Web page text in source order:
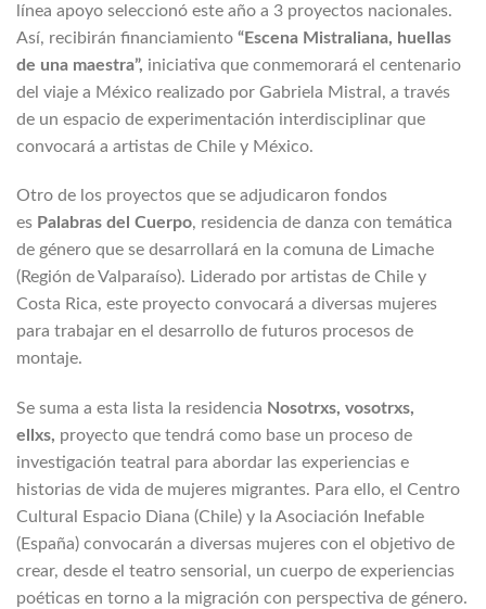
línea apoyo seleccionó este año a 3 proyectos nacionales.
Así, recibirán financiamiento “Escena Mistraliana, huellas
de una maestra”, iniciativa que conmemorará el centenario
del viaje a México realizado por Gabriela Mistral, a través
de un espacio de experimentación interdisciplinar que
convocará a artistas de Chile y México.
Otro de los proyectos que se adjudicaron fondos
es Palabras del Cuerpo, residencia de danza con temática
de género que se desarrollará en la comuna de Limache
(Región de Valparaíso). Liderado por artistas de Chile y
Costa Rica, este proyecto convocará a diversas mujeres
para trabajar en el desarrollo de futuros procesos de
montaje.
Se suma a esta lista la residencia Nosotrxs, vosotrxs,
ellxs, proyecto que tendrá como base un proceso de
investigación teatral para abordar las experiencias e
historias de vida de mujeres migrantes. Para ello, el Centro
Cultural Espacio Diana (Chile) y la Asociación Inefable
(España) convocarán a diversas mujeres con el objetivo de
crear, desde el teatro sensorial, un cuerpo de experiencias
poéticas en torno a la migración con perspectiva de género.